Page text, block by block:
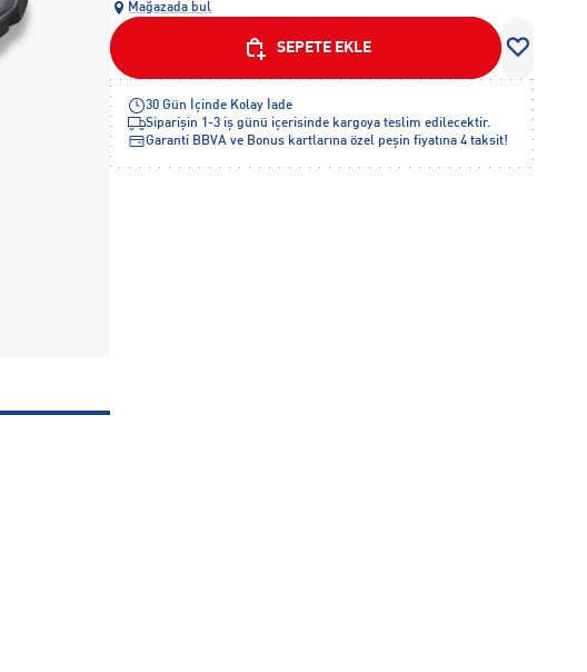
Mağazada bul
SEPETE EKLE
30 Gün İçinde Kolay İade
Siparişin 1-3 iş günü içerisinde kargoya teslim edilecektir.
Garanti BBVA ve Bonus kartlarına özel peşin fiyatına 4 taksit!